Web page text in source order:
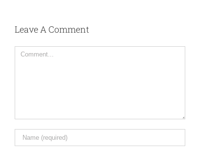
Leave A Comment